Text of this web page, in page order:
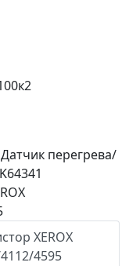
Датчик перегрева/